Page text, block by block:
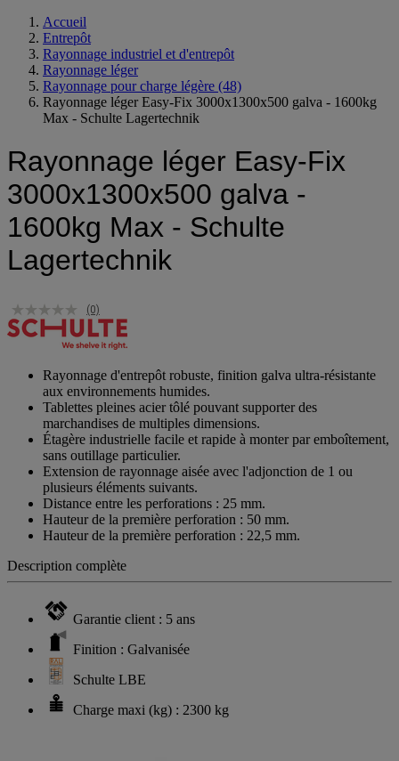
Accueil
Entrepôt
Rayonnage industriel et d'entrepôt
Rayonnage léger
Rayonnage pour charge légère (48)
Rayonnage léger Easy-Fix 3000x1300x500 galva - 1600kg
Max - Schulte Lagertechnik
Rayonnage léger Easy-Fix
3000x1300x500 galva -
1600kg Max - Schulte
Lagertechnik
(0)
Rayonnage d'entrepôt robuste, finition galva ultra-résistante
aux environnements humides.
Tablettes pleines acier tôlé pouvant supporter des
marchandises de multiples dimensions.
Étagère industrielle facile et rapide à monter par emboîtement,
sans outillage particulier.
Extension de rayonnage aisée avec l'adjonction de 1 ou
plusieurs éléments suivants.
Distance entre les perforations : 25 mm.
Hauteur de la première perforation : 50 mm.
Hauteur de la première perforation : 22,5 mm.
Description complète
Garantie client : 5 ans
Finition : Galvanisée
Schulte LBE
Charge maxi (kg) : 2300 kg